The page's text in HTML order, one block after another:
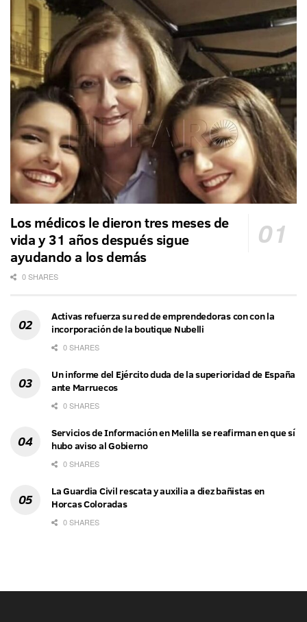
Los médicos le dieron tres meses de
vida y 31 años después sigue
ayudando a los demás
0 SHARES
Activas refuerza su red de emprendedoras con con la
incorporación de la boutique Nubelli
0 SHARES
Un informe del Ejército duda de la superioridad de España
ante Marruecos
0 SHARES
Servicios de Información en Melilla se reafirman en que sí
hubo aviso al Gobierno
0 SHARES
La Guardia Civil rescata y auxilia a diez bañistas en
Horcas Coloradas
0 SHARES